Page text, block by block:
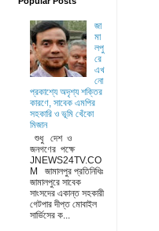
জা
মা
লপু
রে
এখ
নো
প্রকাশ্যে অদৃশ্য শক্তির
কারণে, সাবেক এমপির
সহকারি ও ভূমি খেঁকো
মিজান
শুধু দেশ ও
জনগণের পক্ষে
JNEWS24TV.CO
M জামালপুর প্রতিনিধিঃ
জামালপুরে সাবেক
সাংসদের একান্ত সহকারী
গেটপার দীপ্ত মোবাইল
সার্ভিসের ক...